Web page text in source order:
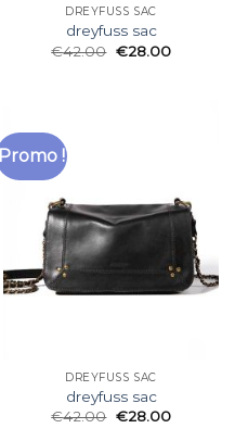
DREYFUSS SAC
dreyfuss sac
€42.00 €28.00
Promo !
DREYFUSS SAC
dreyfuss sac
€42.00 €28.00